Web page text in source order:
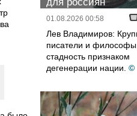
01.08.2026 00:58
Лев Владимиров:
писатели и философы
стадность признаком
дегенерации нации. ©